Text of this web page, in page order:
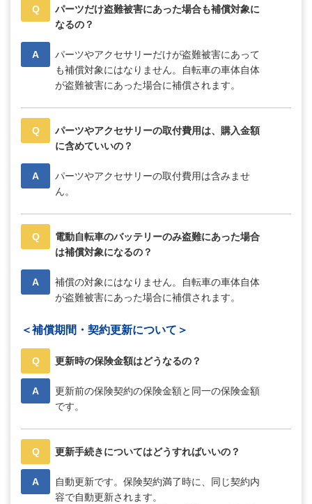
Q
パーツだけ盗難被害にあった場合も補償対象に
なるの？
A
パーツやアクセサリーだけが盗難被害にあって
も補償対象にはなりません。自転車の車体自体
が盗難被害にあった場合に補償されます。
Q
パーツやアクセサリーの取付費用は、購入金額
に含めていいの？
A
パーツやアクセサリーの取付費用は含みませ
ん。
Q
電動自転車のバッテリーのみ盗難にあった場合
は補償対象になるの？
A
補償の対象にはなりません。自転車の車体自体
が盗難被害にあった場合に補償されます。
＜補償期間・契約更新について＞
Q 更新時の保険金額はどうなるの？
A
更新前の保険契約の保険金額と同一の保険金額
です。
Q 更新手続きについてはどうすればいいの？
A
自動更新です。保険契約満了時に、同じ契約内
容で自動更新されます。